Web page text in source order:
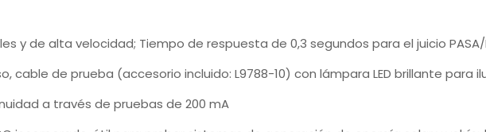
y de alta velocidad; Tiempo de respuesta de 0,3 segundos para el juicio PASA/
cable de prueba (accesorio incluido: L9788-10) con lámpara LED brillante para
a través de pruebas de 200 mA